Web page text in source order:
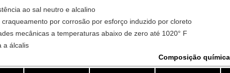
ao sal neutro e alcalino
craqueamento por corrosão por esforço induzido por cloreto
mecânicas a temperaturas abaixo de zero até 1020° F
a álcalis
Composição